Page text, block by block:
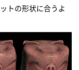
トの形状に合うよ